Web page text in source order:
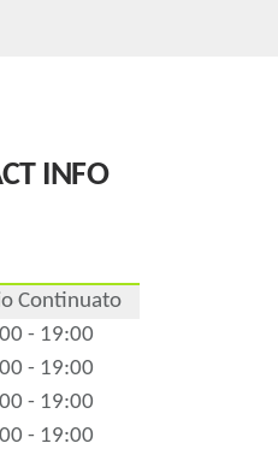
INFO
Continuato
- 19:00
- 19:00
- 19:00
- 19:00